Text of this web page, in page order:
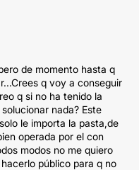
de momento hasta q
q voy a conseguir
q si no ha tenido la
nada? Este
le importa la pasta,de
operada por el con
modos no me quiero
público para q no